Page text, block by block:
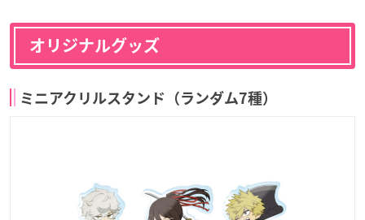
オリジナルグッズ
ミニアクリルスタンド（ランダム7種）